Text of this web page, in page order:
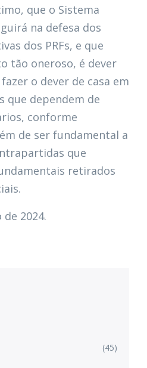
que o Sistema
na defesa dos
dos PRFs, e que
tão oneroso, é dever
o dever de casa em
que dependem de
conforme
de ser fundamental a
que
retirados
2024.
(45)